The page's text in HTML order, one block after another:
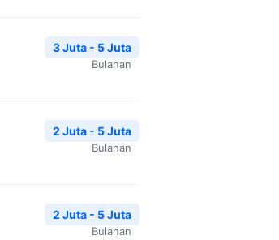
3 Juta - 5 Juta
Bulanan
2 Juta - 5 Juta
Bulanan
2 Juta - 5 Juta
Bulanan